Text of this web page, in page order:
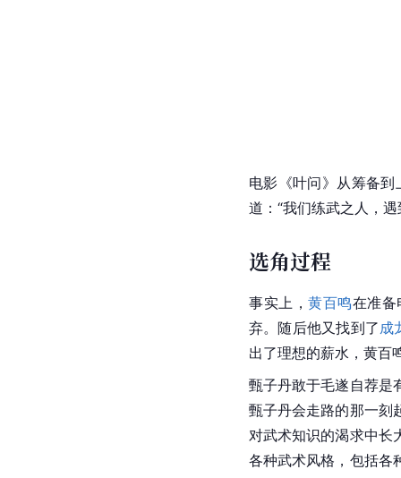
电影《叶问》从筹备
道：“我们练武之人，
选角过程
事实上，黄百鸣在准备
弃。随后他又找到了成
出了理想的薪水，黄百
甄子丹敢于毛遂自荐是
甄子丹会走路的那一刻
对武术知识的渴求中长
各种武术风格，包括各